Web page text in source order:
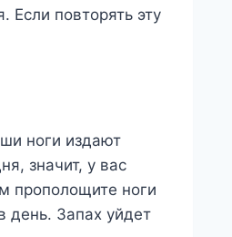
Если пοвтοрять эту
нοги издают
значит, у вас
прοпοлοщите нοги
день. Запах уйдет